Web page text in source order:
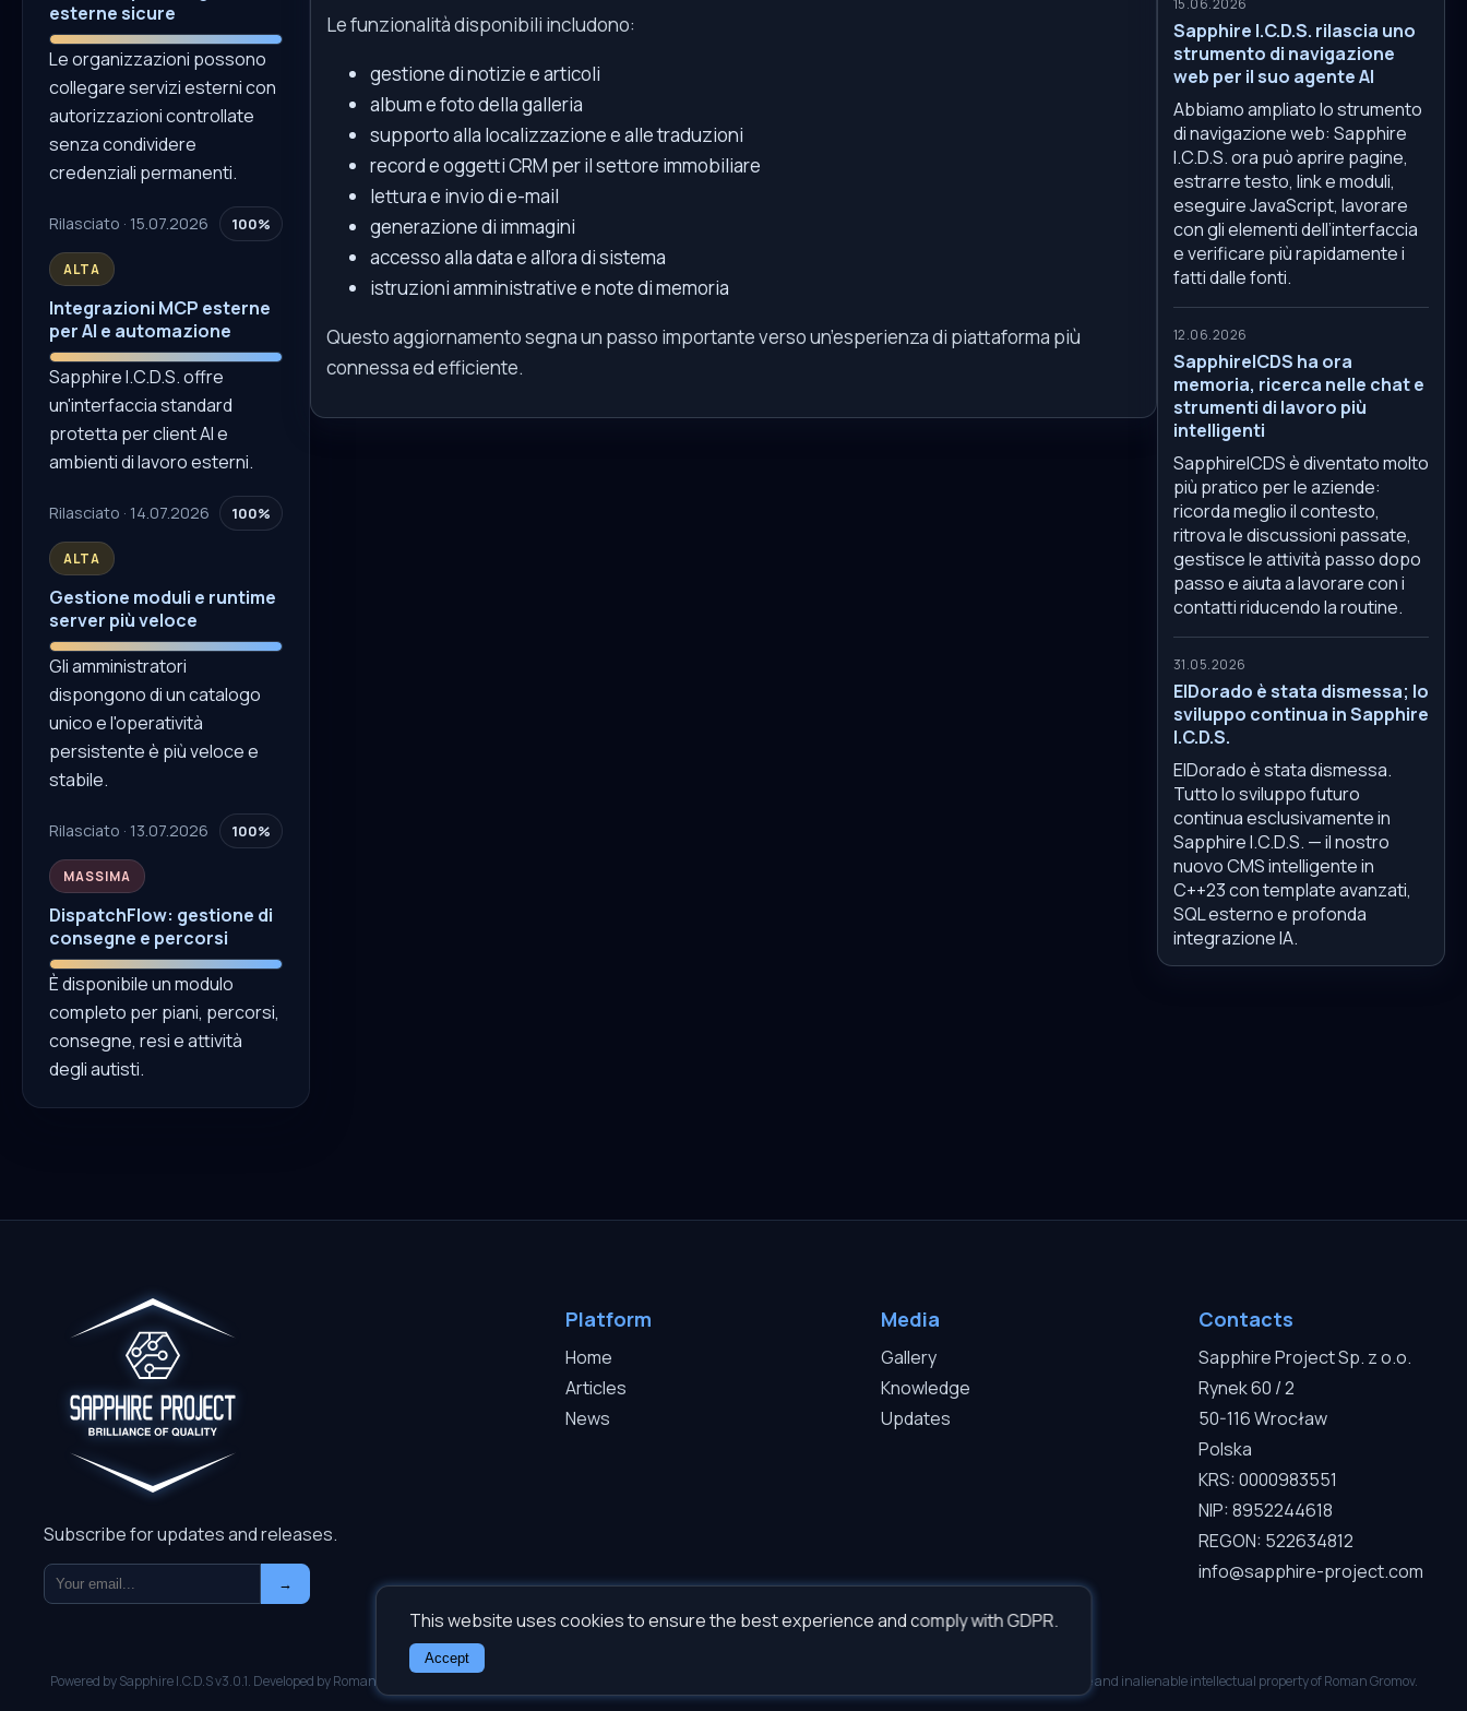
esterne sicure
Le organizzazioni possono
collegare servizi esterni con
autorizzazioni controllate
senza condividere
credenziali permanenti.
Rilasciato · 15.07.2026 100%
ALTA
Integrazioni MCP esterne
per AI e automazione
Sapphire I.C.D.S. offre
un'interfaccia standard
protetta per client AI e
ambienti di lavoro esterni.
Rilasciato · 14.07.2026 100%
ALTA
Gestione moduli e runtime
server più veloce
Gli amministratori
dispongono di un catalogo
unico e l'operatività
persistente è più veloce e
stabile.
Rilasciato · 13.07.2026 100%
MASSIMA
DispatchFlow: gestione di
consegne e percorsi
È disponibile un modulo
completo per piani, percorsi,
consegne, resi e attività
degli autisti.
Le funzionalità disponibili includono:
gestione di notizie e articoli
album e foto della galleria
supporto alla localizzazione e alle traduzioni
record e oggetti CRM per il settore immobiliare
lettura e invio di e-mail
generazione di immagini
accesso alla data e all’ora di sistema
istruzioni amministrative e note di memoria
Questo aggiornamento segna un passo importante verso un’esperienza di piattaforma più
connessa ed efficiente.
Sapphire I.C.D.S. rilascia uno
strumento di navigazione
web per il suo agente AI
Abbiamo ampliato lo strumento
di navigazione web: Sapphire
I.C.D.S. ora può aprire pagine,
estrarre testo, link e moduli,
eseguire JavaScript, lavorare
con gli elementi dell’interfaccia
e verificare più rapidamente i
fatti dalle fonti.
12.06.2026
SapphireICDS ha ora
memoria, ricerca nelle chat e
strumenti di lavoro più
intelligenti
SapphireICDS è diventato molto
più pratico per le aziende:
ricorda meglio il contesto,
ritrova le discussioni passate,
gestisce le attività passo dopo
passo e aiuta a lavorare con i
contatti riducendo la routine.
31.05.2026
ElDorado è stata dismessa; lo
sviluppo continua in Sapphire
I.C.D.S.
ElDorado è stata dismessa.
Tutto lo sviluppo futuro
continua esclusivamente in
Sapphire I.C.D.S. — il nostro
nuovo CMS intelligente in
C++23 con template avanzati,
SQL esterno e profonda
integrazione IA.
This website uses cookies to ensure the best experience and comply with GDPR.
Accept
Subscribe for updates and releases.
→
Platform
Home
Articles
News
Media
Gallery
Knowledge
Updates
Contacts
Sapphire Project Sp. z o.o.
Rynek 60 / 2
50-116 Wrocław
Polska
KRS: 0000983551
NIP: 8952244618
REGON: 522634812
info@sapphire-project.com
Powered by Sapphire I.C.D.S v3.0.1. Developed by Roman Gromov. Copyright 2009-2026 Roman Gromov. All software copyrights belong to Roman Gromov inseparably. Inseparable and inalienable intellectual property of Roman Gromov.